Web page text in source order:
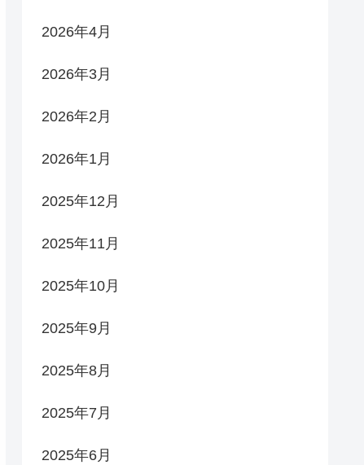
2026年4月
2026年3月
2026年2月
2026年1月
2025年12月
2025年11月
2025年10月
2025年9月
2025年8月
2025年7月
2025年6月